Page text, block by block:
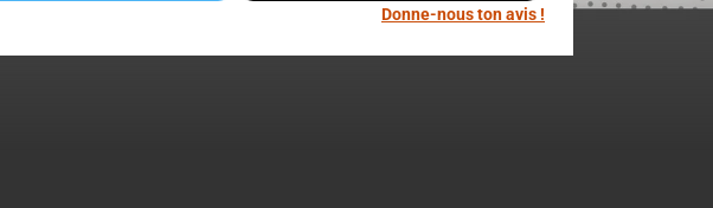
Donne-nous ton avis !